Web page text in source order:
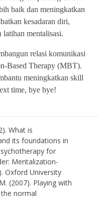
baik dan meningkatkan
kesadaran diri,
latihan mentalisasi.
relasi komunikasi
Based Therapy (MBT).
meningkatkan skill
time, bye bye!
What is
its foundations in
for
Mentalization-
Oxford University
(2007). Playing with
normal